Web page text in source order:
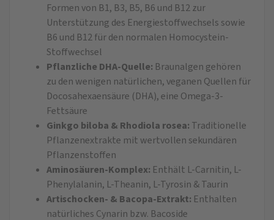
Formen von B1, B3, B5, B6 und B12 zur
Unterstützung des Energiestoffwechsels sowie
B6 und B12 für den normalen Homocystein-
Stoffwechsel
Pflanzliche DHA-Quelle: Braunalgen gehören
zu den wenigen natürlichen, veganen Quellen für
Docosahexaensäure (DHA), eine Omega-3-
Fettsäure
Ginkgo biloba & Rhodiola rosea: Traditionelle
Pflanzenextrakte mit wertvollen sekundären
Pflanzenstoffen
Aminosäuren-Komplex: Enthält L-Carnitin, L-
Phenylalanin, L-Theanin, L-Tyrosin & Taurin
Artischocken- & Bacopa-Extrakt: Enthalten
natürliches Cynarin bzw. Bacoside